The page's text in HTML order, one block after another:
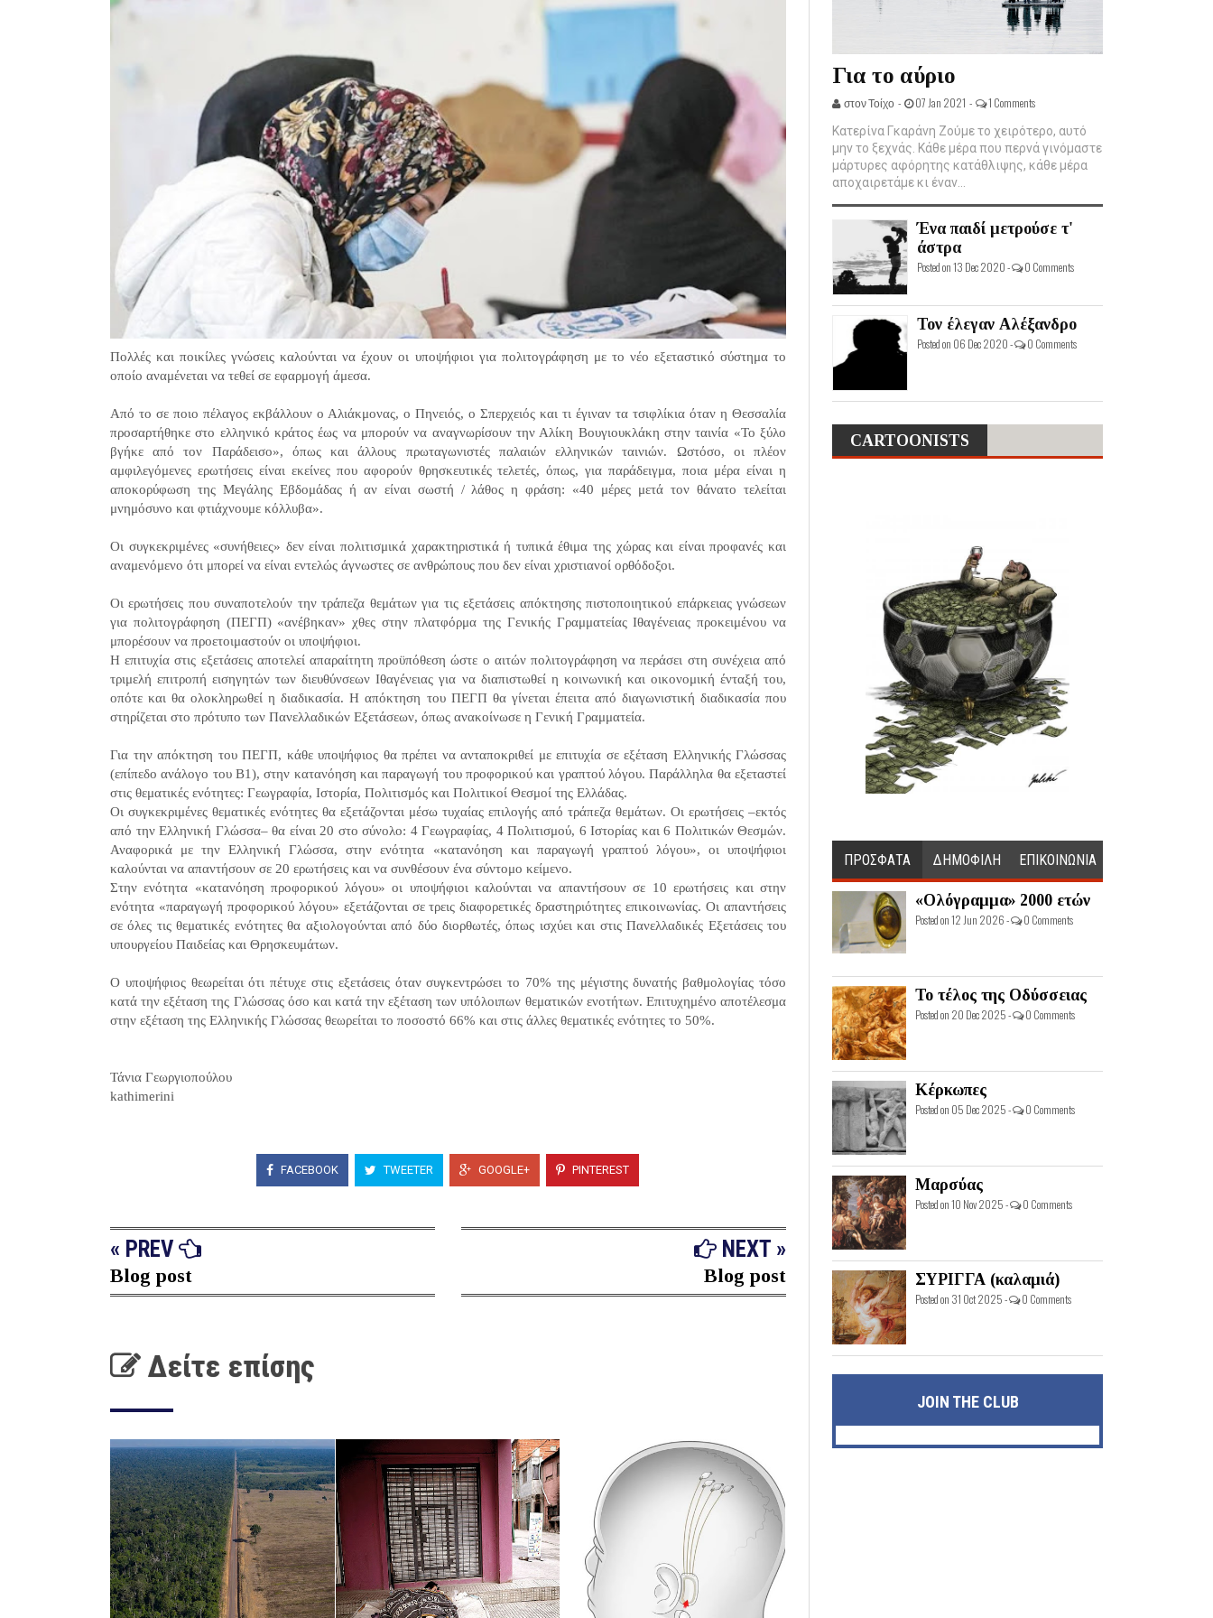
Πολλές και ποικίλες γνώσεις καλούνται να έχουν οι υποψήφιοι για πολιτογράφηση με το νέο εξεταστικό σύστημα το
οποίο αναμένεται να τεθεί σε εφαρμογή άμεσα.
Από το σε ποιο πέλαγος εκβάλλουν ο Αλιάκμονας, ο Πηνειός, ο Σπερχειός και τι έγιναν τα τσιφλίκια όταν η Θεσσαλία
προσαρτήθηκε στο ελληνικό κράτος έως να μπορούν να αναγνωρίσουν την Αλίκη Βουγιουκλάκη στην ταινία «Το ξύλο
βγήκε από τον Παράδεισο», όπως και άλλους πρωταγωνιστές παλαιών ελληνικών ταινιών. Ωστόσο, οι πλέον
αμφιλεγόμενες ερωτήσεις είναι εκείνες που αφορούν θρησκευτικές τελετές, όπως, για παράδειγμα, ποια μέρα είναι η
αποκορύφωση της Μεγάλης Εβδομάδας ή αν είναι σωστή / λάθος η φράση: «40 μέρες μετά τον θάνατο τελείται
μνημόσυνο και φτιάχνουμε κόλλυβα».
Οι συγκεκριμένες «συνήθειες» δεν είναι πολιτισμικά χαρακτηριστικά ή τυπικά έθιμα της χώρας και είναι προφανές και
αναμενόμενο ότι μπορεί να είναι εντελώς άγνωστες σε ανθρώπους που δεν είναι χριστιανοί ορθόδοξοι.
Οι ερωτήσεις που συναποτελούν την τράπεζα θεμάτων για τις εξετάσεις απόκτησης πιστοποιητικού επάρκειας γνώσεων
για πολιτογράφηση (ΠΕΓΠ) «ανέβηκαν» χθες στην πλατφόρμα της Γενικής Γραμματείας Ιθαγένειας προκειμένου να
μπορέσουν να προετοιμαστούν οι υποψήφιοι.
Η επιτυχία στις εξετάσεις αποτελεί απαραίτητη προϋπόθεση ώστε ο αιτών πολιτογράφηση να περάσει στη συνέχεια από
τριμελή επιτροπή εισηγητών των διευθύνσεων Ιθαγένειας για να διαπιστωθεί η κοινωνική και οικονομική ένταξή του,
οπότε και θα ολοκληρωθεί η διαδικασία. Η απόκτηση του ΠΕΓΠ θα γίνεται έπειτα από διαγωνιστική διαδικασία που
στηρίζεται στο πρότυπο των Πανελλαδικών Εξετάσεων, όπως ανακοίνωσε η Γενική Γραμματεία.
Για την απόκτηση του ΠΕΓΠ, κάθε υποψήφιος θα πρέπει να ανταποκριθεί με επιτυχία σε εξέταση Ελληνικής Γλώσσας
(επίπεδο ανάλογο του Β1), στην κατανόηση και παραγωγή του προφορικού και γραπτού λόγου. Παράλληλα θα εξεταστεί
στις θεματικές ενότητες: Γεωγραφία, Ιστορία, Πολιτισμός και Πολιτικοί Θεσμοί της Ελλάδας.
Οι συγκεκριμένες θεματικές ενότητες θα εξετάζονται μέσω τυχαίας επιλογής από τράπεζα θεμάτων. Οι ερωτήσεις –εκτός
από την Ελληνική Γλώσσα– θα είναι 20 στο σύνολο: 4 Γεωγραφίας, 4 Πολιτισμού, 6 Ιστορίας και 6 Πολιτικών Θεσμών.
Αναφορικά με την Ελληνική Γλώσσα, στην ενότητα «κατανόηση και παραγωγή γραπτού λόγου», οι υποψήφιοι
καλούνται να απαντήσουν σε 20 ερωτήσεις και να συνθέσουν ένα σύντομο κείμενο.
Στην ενότητα «κατανόηση προφορικού λόγου» οι υποψήφιοι καλούνται να απαντήσουν σε 10 ερωτήσεις και στην
ενότητα «παραγωγή προφορικού λόγου» εξετάζονται σε τρεις διαφορετικές δραστηριότητες επικοινωνίας. Οι απαντήσεις
σε όλες τις θεματικές ενότητες θα αξιολογούνται από δύο διορθωτές, όπως ισχύει και στις Πανελλαδικές Εξετάσεις του
υπουργείου Παιδείας και Θρησκευμάτων.
Ο υποψήφιος θεωρείται ότι πέτυχε στις εξετάσεις όταν συγκεντρώσει το 70% της μέγιστης δυνατής βαθμολογίας τόσο
κατά την εξέταση της Γλώσσας όσο και κατά την εξέταση των υπόλοιπων θεματικών ενοτήτων. Επιτυχημένο αποτέλεσμα
στην εξέταση της Ελληνικής Γλώσσας θεωρείται το ποσοστό 66% και στις άλλες θεματικές ενότητες το 50%.
Τάνια Γεωργιοπούλου
kathimerini
FACEBOOK TWEETER GOOGLE+ PINTEREST
« PREV
Blog post
NEXT »
Blog post
Δείτε επίσης
Για το αύριο
στον Τοίχο - 07 Jan 2021 - 1 Comments
Κατερίνα Γκαράνη Ζούμε το χειρότερο, αυτό
μην το ξεχνάς. Κάθε μέρα που περνά γινόμαστε
μάρτυρες αφόρητης κατάθλιψης, κάθε μέρα
αποχαιρετάμε κι έναν...
Ένα παιδί μετρούσε τ'
άστρα
Posted on 13 Dec 2020 - 0 Comments
Τον έλεγαν Αλέξανδρο
Posted on 06 Dec 2020 - 0 Comments
CARTOONISTS
ΠΡΟΣΦΑΤΑ ΔΗΜΟΦΙΛΗ ΕΠΙΚΟΙΝΩΝΙΑ
«Ολόγραμμα» 2000 ετών
Posted on 12 Jun 2026 - 0 Comments
Το τέλος της Οδύσσειας
Posted on 20 Dec 2025 - 0 Comments
Κέρκωπες
Posted on 05 Dec 2025 - 0 Comments
Μαρσύας
Posted on 10 Nov 2025 - 0 Comments
ΣΥΡΙΓΓΑ (καλαμιά)
Posted on 31 Oct 2025 - 0 Comments
JOIN THE CLUB